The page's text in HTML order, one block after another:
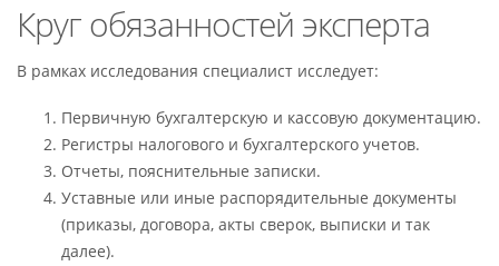
Круг обязанностей эксперта
В рамках исследования специалист исследует:
Первичную бухгалтерскую и кассовую документацию.
Регистры налогового и бухгалтерского учетов.
Отчеты, пояснительные записки.
Уставные или иные распорядительные документы
(приказы, договора, акты сверок, выписки и так
далее).